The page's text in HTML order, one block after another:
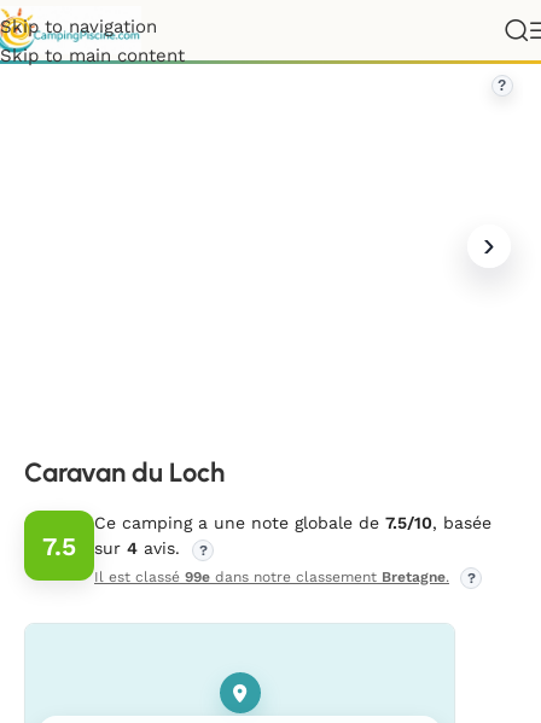
Skip to navigation
Skip to main content
France»Bretagne»
?
Caravan du Loch
7.5
Ce camping a une note globale de 7.5/10, basée
sur 4 avis.
?
Il est classé 99e dans notre classement Bretagne. ?